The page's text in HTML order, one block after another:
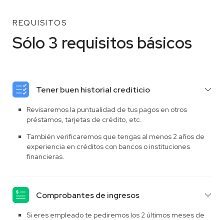
REQUISITOS
Sólo 3 requisitos básicos
Tener buen historial crediticio
Revisaremos la puntualidad de tus pagos en otros
préstamos, tarjetas de crédito, etc.
También verificaremos que tengas al menos 2 años de
experiencia en créditos con bancos o instituciones
financieras.
Comprobantes de ingresos
Si eres empleado te pediremos los 2 últimos meses de